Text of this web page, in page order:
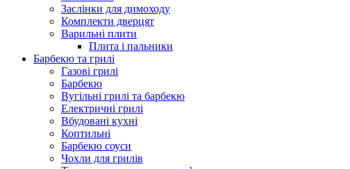
Заслінки для димоходу
Комплекти дверцят
Варильні плити
Плита і пальники
Барбекю та грилі
Газові грилі
Барбекю
Вугільні грилі та барбекю
Електричні грилі
Вбудовані кухні
Коптильні
Барбекю соуси
Чохли для грилів